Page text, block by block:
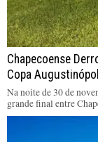
Chapecoense
Copa
Na noite de 30 de
grande final entre